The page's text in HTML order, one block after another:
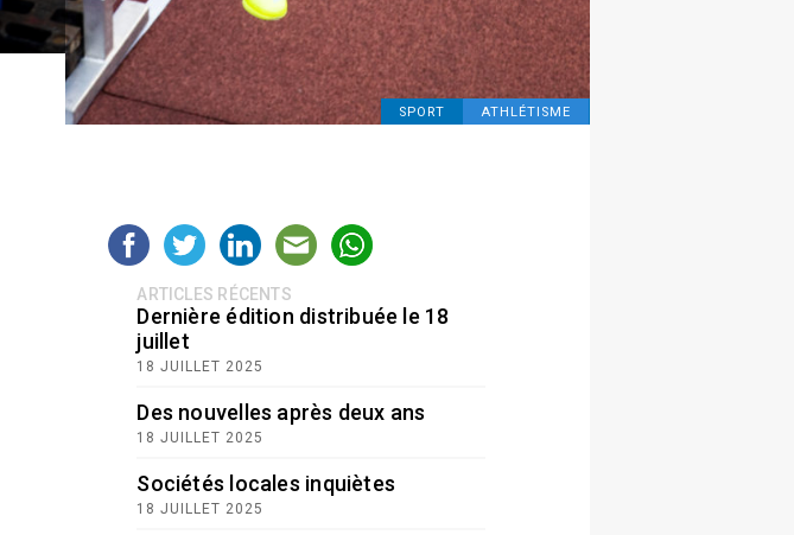
SPORT ATHLÉTISME
ARTICLES RÉCENTS
Dernière édition distribuée le 18
juillet
18 JUILLET 2025
Des nouvelles après deux ans
18 JUILLET 2025
Sociétés locales inquiètes
18 JUILLET 2025